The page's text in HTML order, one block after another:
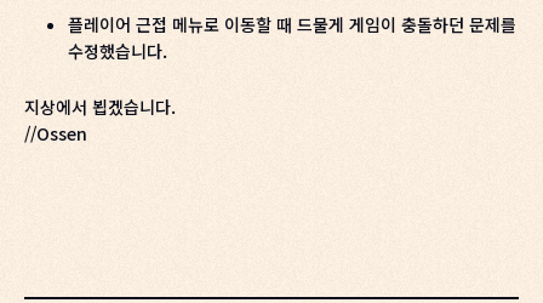
플레이어 근접 메뉴로 이동할 때 드물게 게임이 충돌하던 문제를
수정했습니다.
지상에서 뵙겠습니다.
//Ossen